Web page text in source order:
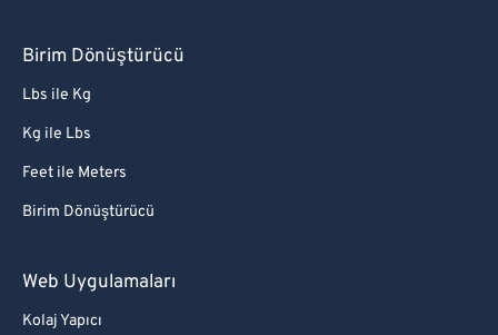
Birim Dönüştürücü
Lbs ile Kg
Kg ile Lbs
Feet ile Meters
Birim Dönüştürücü
Web Uygulamaları
Kolaj Yapıcı